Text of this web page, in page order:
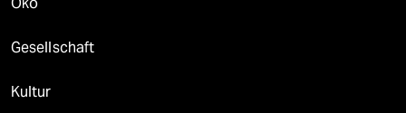
Gesellschaft
Kultur